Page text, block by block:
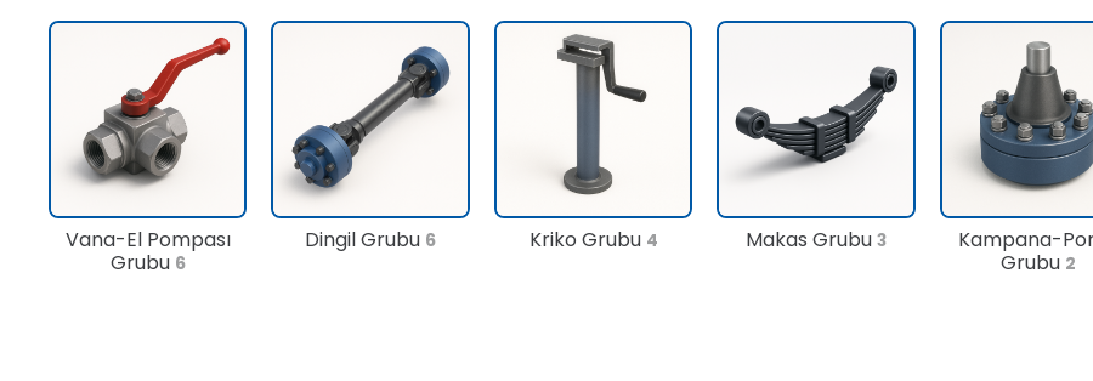
Vana-El Pompası
Grubu 6
Dingil Grubu 6 Kriko Grubu 4 Makas Grubu 3
Kampana-
Grubu 2